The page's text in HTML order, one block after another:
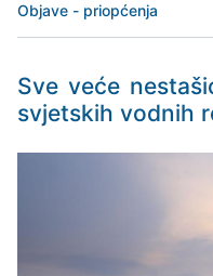
Objave - priopćenja
Sve veće
svjetskih vodnih